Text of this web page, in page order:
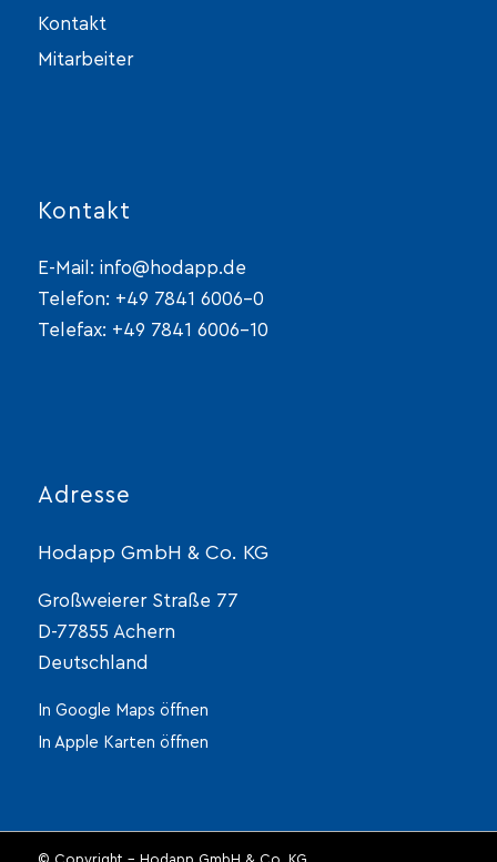
Kontakt
Mitarbeiter
Kontakt
E-Mail: info@hodapp.de
Telefon: +49 7841 6006-0
Telefax: +49 7841 6006-10
Adresse
Hodapp GmbH & Co. KG
Großweierer Straße 77
D-77855 Achern
Deutschland
In Google Maps öffnen
In Apple Karten öffnen
© Copyright - Hodapp GmbH & Co. KG